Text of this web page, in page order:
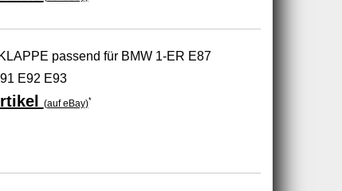
passend für BMW 1-ER E87
E92 E93
(auf eBay)*